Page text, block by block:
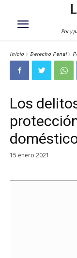
Por y
Inicio Derecho Penal
Los
15 enero 2021